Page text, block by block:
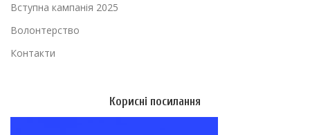
Вступна кампанія 2025
Волонтерство
Контакти
Корисні посилання